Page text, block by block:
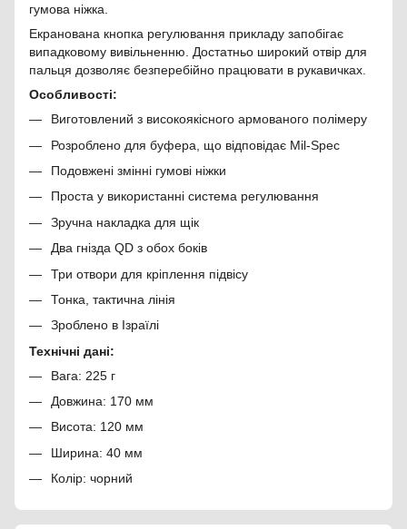
гумова ніжка.
Екранована кнопка регулювання прикладу запобігає
випадковому вивільненню. Достатньо широкий отвір для
пальця дозволяє безперебійно працювати в рукавичках.
Особливості:
Виготовлений з високоякісного армованого полімеру
Розроблено для буфера, що відповідає Mil-Spec
Подовжені змінні гумові ніжки
Проста у використанні система регулювання
Зручна накладка для щік
Два гнізда QD з обох боків
Три отвори для кріплення підвісу
Тонка, тактична лінія
Зроблено в Ізраїлі
Технічні дані:
Вага: 225 г
Довжина: 170 мм
Висота: 120 мм
Ширина: 40 мм
Колір: чорний